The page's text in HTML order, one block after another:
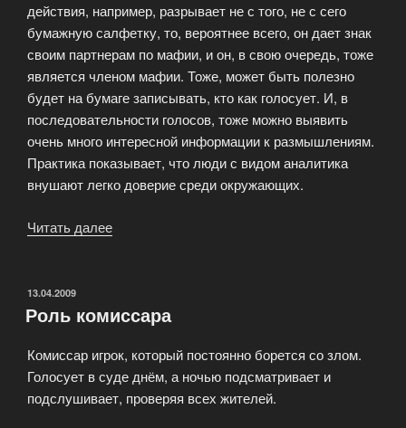
действия, например, разрывает не с того, не с сего
бумажную салфетку, то, вероятнее всего, он дает знак
своим партнерам по мафии, и он, в свою очередь, тоже
является членом мафии. Тоже, может быть полезно
будет на бумаге записывать, кто как голосует. И, в
последовательности голосов, тоже можно выявить
очень много интересной информации к размышлениям.
Практика показывает, что люди с видом аналитика
внушают легко доверие среди окружающих.
Читать далее
ОПУБЛИКОВАНО
13.04.2009
Роль комиссара
Комиссар игрок, который постоянно борется со злом.
Голосует в суде днём, а ночью подсматривает и
подслушивает, проверяя всех жителей.